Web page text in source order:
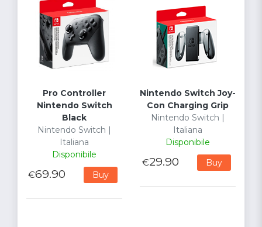
Pro Controller
Nintendo Switch
Black
Nintendo Switch |
Italiana
Disponibile
€69.90 Buy
Nintendo Switch Joy-
Con Charging Grip
Nintendo Switch |
Italiana
Disponibile
€29.90 Buy